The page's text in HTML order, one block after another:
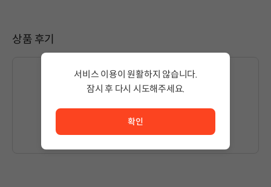
상품 후기
서비스 이용이 원활하지 않습니다.
잠시 후 다시 시도해주세요.
확인